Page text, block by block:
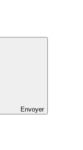
Envoyer